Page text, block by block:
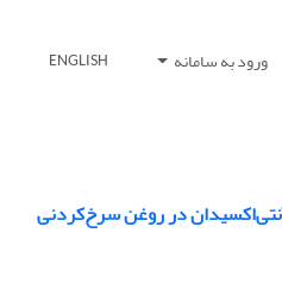
ورود به سامانه ENGLISH
در روغن سرخ‌کردنی